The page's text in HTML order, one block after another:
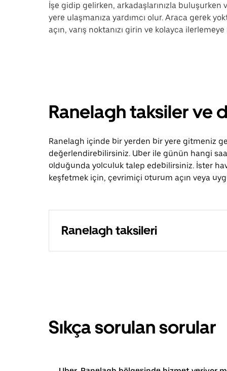
İşe gidip gelirken, arkadaşlarınızla
yere ulaşmanıza yardımcı olur. Araca gerek
açın, varış noktanızı girin ve kolayca
Ranelagh taksiler ve
Ranelagh içinde bir yerden bir yere gitmeniz
değerlendirebilirsiniz. Uber ile günün hangi
olduğunda yolculuk talep edebilirsiniz. İster
keşfetmek için, çevrimiçi oturum açın veya
Ranelagh taksileri
Sıkça sorulan sorular